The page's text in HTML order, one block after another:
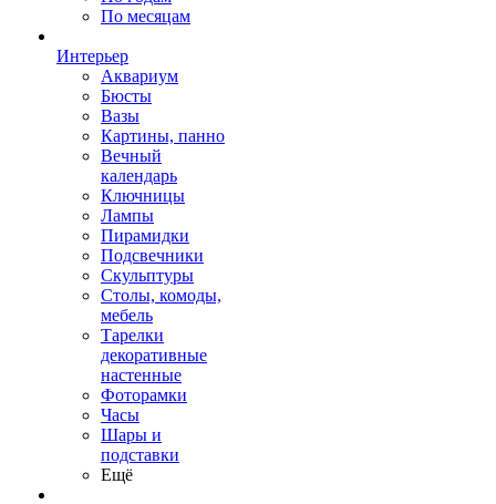
По месяцам
Интерьер
Аквариум
Бюсты
Вазы
Картины, панно
Вечный
календарь
Ключницы
Лампы
Пирамидки
Подсвечники
Скульптуры
Столы, комоды,
мебель
Тарелки
декоративные
настенные
Фоторамки
Часы
Шары и
подставки
Ещё